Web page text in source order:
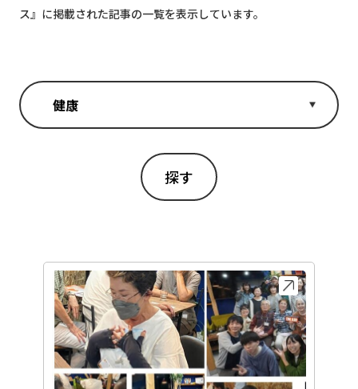
ス』に掲載された記事の一覧を表示しています。